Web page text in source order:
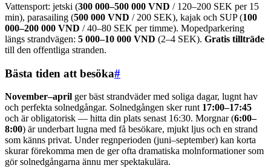
Vattensport: jetski (300 000–500 000 VND / 120–200 SEK per 15
min), parasailing (500 000 VND / 200 SEK), kajak och SUP (100
000–200 000 VND / 40–80 SEK per timme). Mopedparkering
längs strandvägen: 5 000–10 000 VND (2–4 SEK). Gratis tillträde
till den offentliga stranden.
Bästa tiden att besöka#
November–april ger bäst strandväder med soliga dagar, lugnt hav
och perfekta solnedgångar. Solnedgången sker runt 17:00–17:45
och är obligatorisk — hitta din plats senast 16:30. Morgnar (6:00–
8:00) är underbart lugna med få besökare, mjukt ljus och en strand
som känns privat. Under regnperioden (juni–september) kan korta
skurar förekomma men de ger ofta dramatiska molnformationer som
gör solnedgångarna ännu mer spektakulära.